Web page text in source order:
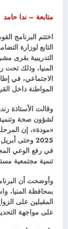
متابعة – ندا حامد
اختتم البرنامج
التابع لوزارة
التدريبية بقرى
المنيا، وذلك تحت
الاجتماعي، في
المواطنة داخل
وقالت الأستاذة
لشؤون صحة
«مودة»، إن
في رفع الوعي
تنمية مجتمعية
المقبلين على
على مواجهة